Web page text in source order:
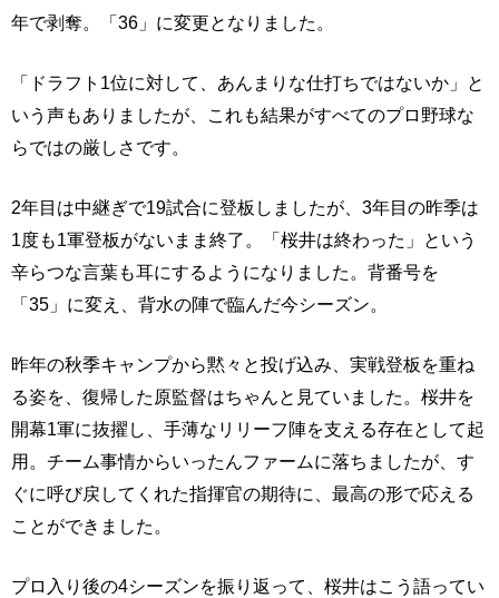
年で剥奪。「36」に変更となりました。
「ドラフト1位に対して、あんまりな仕打ちではないか」と
いう声もありましたが、これも結果がすべてのプロ野球な
らではの厳しさです。
2年目は中継ぎで19試合に登板しましたが、3年目の昨季は
1度も1軍登板がないまま終了。「桜井は終わった」という
辛らつな言葉も耳にするようになりました。背番号を
「35」に変え、背水の陣で臨んだ今シーズン。
昨年の秋季キャンプから黙々と投げ込み、実戦登板を重ね
る姿を、復帰した原監督はちゃんと見ていました。桜井を
開幕1軍に抜擢し、手薄なリリーフ陣を支える存在として起
用。チーム事情からいったんファームに落ちましたが、す
ぐに呼び戻してくれた指揮官の期待に、最高の形で応える
ことができました。
プロ入り後の4シーズンを振り返って、桜井はこう語ってい